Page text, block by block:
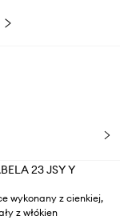
23 JSY Y
wykonany z cienkiej,
z włókien